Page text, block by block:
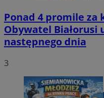
Ponad 4 promile za
Obywatel Białorusi
następnego dnia
3